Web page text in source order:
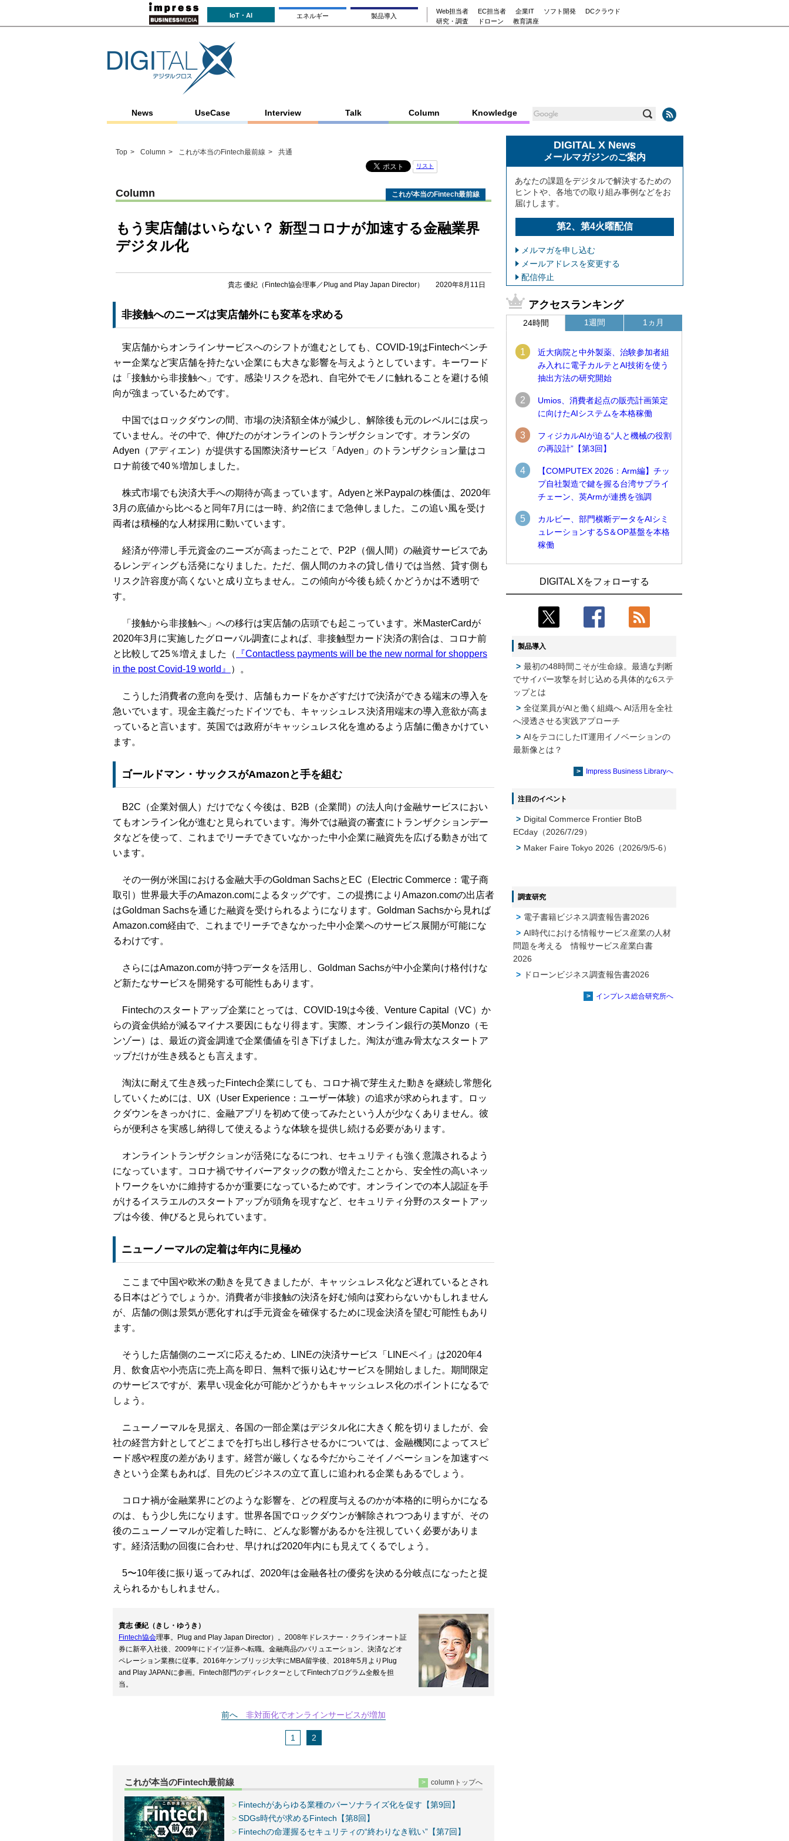
IoT・AI エネルギー 製品導入
Web担当者 EC担当者 企業IT ソフト開発
DCクラウド
研究・調査
ドローン 教育講座
News UseCase Interview Talk Column Knowledge
Top Column これが本当のFintech最前線 共通
リスト
Column これが本当のFintech最前線
もう実店舗はいらない？ 新型コロナが加速する金融業界
デジタル化
貴志 優紀（Fintech協会理事／Plug and Play Japan Director） 2020年8月11日
非接触へのニーズは実店舗外にも変革を求める
実店舗からオンラインサービスへのシフトが進むとしても、COVID-19はFintechベンチ
ャー企業など実店舗を持たない企業にも大きな影響を与えようとしています。キーワード
は「接触から非接触へ」です。感染リスクを恐れ、自宅外でモノに触れることを避ける傾
向が強まっているためです。
中国ではロックダウンの間、市場の決済額全体が減少し、解除後も元のレベルには戻っ
ていません。その中で、伸びたのがオンラインのトランザクションです。オランダの
Adyen（アディエン）が提供する国際決済サービス「Adyen」のトランザクション量はコ
ロナ前後で40％増加しました。
株式市場でも決済大手への期待が高まっています。Adyenと米Paypalの株価は、2020年
3月の底値から比べると同年7月には一時、約2倍にまで急伸しました。この追い風を受け
両者は積極的な人材採用に動いています。
経済が停滞し手元資金のニーズが高まったことで、P2P（個人間）の融資サービスであ
るレンディングも活発になりました。ただ、個人間のカネの貸し借りでは当然、貸す側も
リスク許容度が高くないと成り立ちません。この傾向が今後も続くかどうかは不透明で
す。
「接触から非接触へ」への移行は実店舗の店頭でも起こっています。米MasterCardが
2020年3月に実施したグローバル調査によれば、非接触型カード決済の割合は、コロナ前
と比較して25％増えました（
『Contactless payments will be the new normal for shoppers
in the post Covid-19 world』
）。
こうした消費者の意向を受け、店舗もカードをかざすだけで決済ができる端末の導入を
急いでいます。現金主義だったドイツでも、キャッシュレス決済用端末の導入意欲が高ま
っていると言います。英国では政府がキャッシュレス化を進めるよう店舗に働きかけてい
ます。
ゴールドマン・サックスがAmazonと手を組む
B2C（企業対個人）だけでなく今後は、B2B（企業間）の法人向け金融サービスにおい
てもオンライン化が進むと見られています。海外では融資の審査にトランザクションデー
タなどを使って、これまでリーチできていなかった中小企業に融資先を広げる動きが出て
います。
その一例が米国における金融大手のGoldman SachsとEC（Electric Commerce：電子商
取引）世界最大手のAmazon.comによるタッグです。この提携によりAmazon.comの出店者
はGoldman Sachsを通じた融資を受けられるようになります。Goldman Sachsから見れば
Amazon.com経由で、これまでリーチできなかった中小企業へのサービス展開が可能にな
るわけです。
さらにはAmazon.comが持つデータを活用し、Goldman Sachsが中小企業向け格付けな
ど新たなサービスを開発する可能性もあります。
Fintechのスタートアップ企業にとっては、COVID-19は今後、Venture Capital（VC）か
らの資金供給が減るマイナス要因にもなり得ます。実際、オンライン銀行の英Monzo（モ
ンゾー）は、最近の資金調達で企業価値を引き下げました。淘汰が進み骨太なスタートア
ップだけが生き残るとも言えます。
淘汰に耐えて生き残ったFintech企業にしても、コロナ禍で芽生えた動きを継続し常態化
していくためには、UX（User Experience：ユーザー体験）の追求が求められます。ロッ
クダウンをきっかけに、金融アプリを初めて使ってみたという人が少なくありません。彼
らが便利さを実感し納得して使えるような体験を提供し続ける必要があります。
オンライントランザクションが活発になるにつれ、セキュリティも強く意識されるよう
になっています。コロナ禍でサイバーアタックの数が増えたことから、安全性の高いネッ
トワークをいかに維持するかが重要になっているためです。オンラインでの本人認証を手
がけるイスラエルのスタートアップが頭角を現すなど、セキュリティ分野のスタートアッ
プは今後、伸びると見られています。
ニューノーマルの定着は年内に見極め
ここまで中国や欧米の動きを見てきましたが、キャッシュレス化など遅れているとされ
る日本はどうでしょうか。消費者が非接触の決済を好む傾向は変わらないかもしれません
が、店舗の側は景気が悪化すれば手元資金を確保するために現金決済を望む可能性もあり
ます。
そうした店舗側のニーズに応えるため、LINEの決済サービス「LINEペイ」は2020年4
月、飲食店や小売店に売上高を即日、無料で振り込むサービスを開始しました。期間限定
のサービスですが、素早い現金化が可能かどうかもキャッシュレス化のポイントになるで
しょう。
ニューノーマルを見据え、各国の一部企業はデジタル化に大きく舵を切りましたが、会
社の経営方針としてどこまでを打ち出し移行させるかについては、金融機関によってスピ
ード感や程度の差があります。経営が厳しくなる今だからこそイノベーションを加速すべ
きという企業もあれば、目先のビジネスの立て直しに追われる企業もあるでしょう。
コロナ禍が金融業界にどのような影響を、どの程度与えるのかが本格的に明らかになる
のは、もう少し先になります。世界各国でロックダウンが解除されつつありますが、その
後のニューノーマルが定着した時に、どんな影響があるかを注視していく必要がありま
す。経済活動の回復に合わせ、早ければ2020年内にも見えてくるでしょう。
5〜10年後に振り返ってみれば、2020年は金融各社の優劣を決める分岐点になったと捉
えられるかもしれません。
貴志 優紀（きし・ゆうき）
Fintech協会理事。Plug and Play Japan Director）。2008年ドレスナー・クラインオート証
券に新卒入社後、2009年にドイツ証券へ転職。金融商品のバリュエーション、決済などオ
ペレーション業務に従事。2016年ケンブリッジ大学にMBA留学後、2018年5月よりPlug
and Play JAPANに参画。Fintech部門のディレクターとしてFintechプログラム全般を担
当。
前へ 非対面化でオンラインサービスが増加
1 2
これが本当のFintech最前線
Fintechがあらゆる業種のパーソナライズ化を促す【第9回】
SDGs時代が求めるFintech【第8回】
Fintechの命運握るセキュリティの“終わりなき戦い”【第7回】
columnトップへ
DIGITAL X News
メールマガジンのご案内
あなたの課題をデジタルで解決するための
ヒントや、各地での取り組み事例などをお
届けします。
第2、第4火曜配信
メルマガを申し込む
メールアドレスを変更する
配信停止
アクセスランキング
24時間
1
近大病院と中外製薬、治験参加者組
み入れに電子カルテとAI技術を使う
抽出方法の研究開始
2
Umios、消費者起点の販売計画策定
に向けたAIシステムを本格稼働
3
フィジカルAIが迫る“人と機械の役割
の再設計”【第3回】
4
【COMPUTEX 2026：Arm編】チッ
プ自社製造で鍵を握る台湾サプライ
チェーン、英Armが連携を強調
5
カルビー、部門横断データをAIシミ
ュレーションするS＆OP基盤を本格
稼働
1週間
けたAIシステムを本格稼働
製造業の現場の暗黙知を組織横断で活用
するためのナレッジ管理基盤、LIGHTzが
3
歩行ロボット利用を検証
4
近大病院と中外製薬、治験参加者組み入
れに電子カルテとAI技術を使う抽出方法
の研究開始
【COMPUTEX 2026：Arm編】チップ自
社製造で鍵を握る台湾サプライチェー
1ヵ月
仮想化技術を使う統合基盤を本格稼働
鹿島建設、鋼管柱へのコンクリート充填
時の異常を検出するAIを遠隔監視システ
3
めているのか【第25回】
4
製造業の現場の暗黙知を組織横断で活用
するためのナレッジ管理基盤、LIGHTzが
提供
Umios、消費者起点の販売計画策定に向
けたAIシステムを本格稼働
DIGITAL Xをフォローする
製品導入
最初の48時間こそが生命線。最適な判断
でサイバー攻撃を封じ込める具体的な6ステ
ップとは
全従業員がAIと働く組織へ AI活用を全社
へ浸透させる実践アプローチ
AIをテコにしたIT運用イノベーションの
最新像とは？
Impress Business Libraryへ
注目のイベント
Digital Commerce Frontier BtoB
ECday（2026/7/29）
Maker Faire Tokyo 2026（2026/9/5-6）
調査研究
電子書籍ビジネス調査報告書2026
AI時代における情報サービス産業の⼈材
問題を考える 情報サービス産業⽩書
2026
ドローンビジネス調査報告書2026
インプレス総合研究所へ